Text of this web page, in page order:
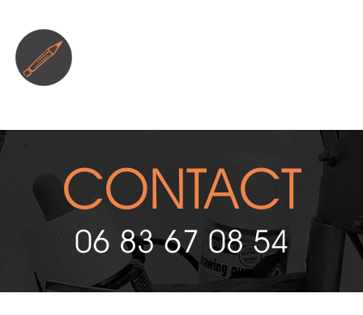
CONTACT
06 83 67 08 54